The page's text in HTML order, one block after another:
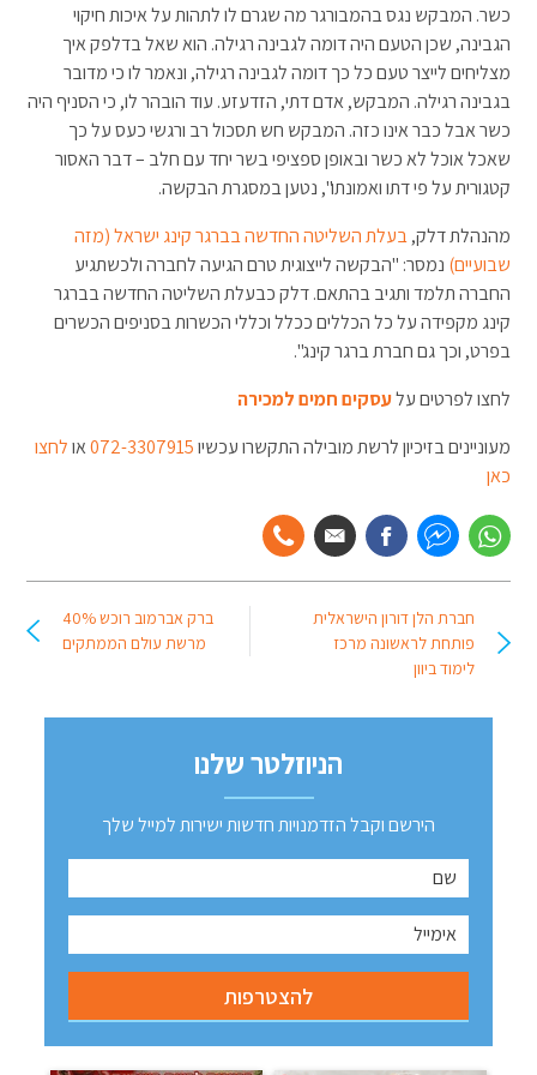
כשר. המבקש נגס בהמבורגר מה שגרם לו לתהות על איכות חיקוי
הגבינה, שכן הטעם היה דומה לגבינה רגילה. הוא שאל בדלפק איך
מצליחים לייצר טעם כל כך דומה לגבינה רגילה, ונאמר לו כי מדובר
בגבינה רגילה. המבקש, אדם דתי, הזדעזע. עוד הובהר לו, כי הסניף היה
כשר אבל כבר אינו כזה. המבקש חש תסכול רב ורגשי כעס על כך
שאכל אוכל לא כשר ובאופן ספציפי בשר יחד עם חלב – דבר האסור
קטגורית על פי דתו ואמונתו", נטען במסגרת הבקשה.
מהנהלת דלק,בעלת השליטה החדשה בברגר קינג ישראל (מזה
שבועיים) נמסר: "הבקשה לייצוגית טרם הגיעה לחברה ולכשתגיע
החברה תלמד ותגיב בהתאם. דלק כבעלת השליטה החדשה בברגר
קינג מקפידה על כל הכללים ככלל וכללי הכשרות בסניפים הכשרים
בפרט, וכך גם חברת ברגר קינג".
לחצו לפרטים עלעסקים חמים למכירה
מעוניינים בזיכיון לרשת מובילה התקשרו עכשיו
אולחצו
כאן
חברת הלן דורון הישראלית
פותחת לראשונה מרכז
לימוד ביוון
ברק אברמוב רוכש 40%
מרשת עולם הממתקים
הניוזלטר שלנו
הירשם וקבל הזדמנויות חדשות ישירות למייל שלך